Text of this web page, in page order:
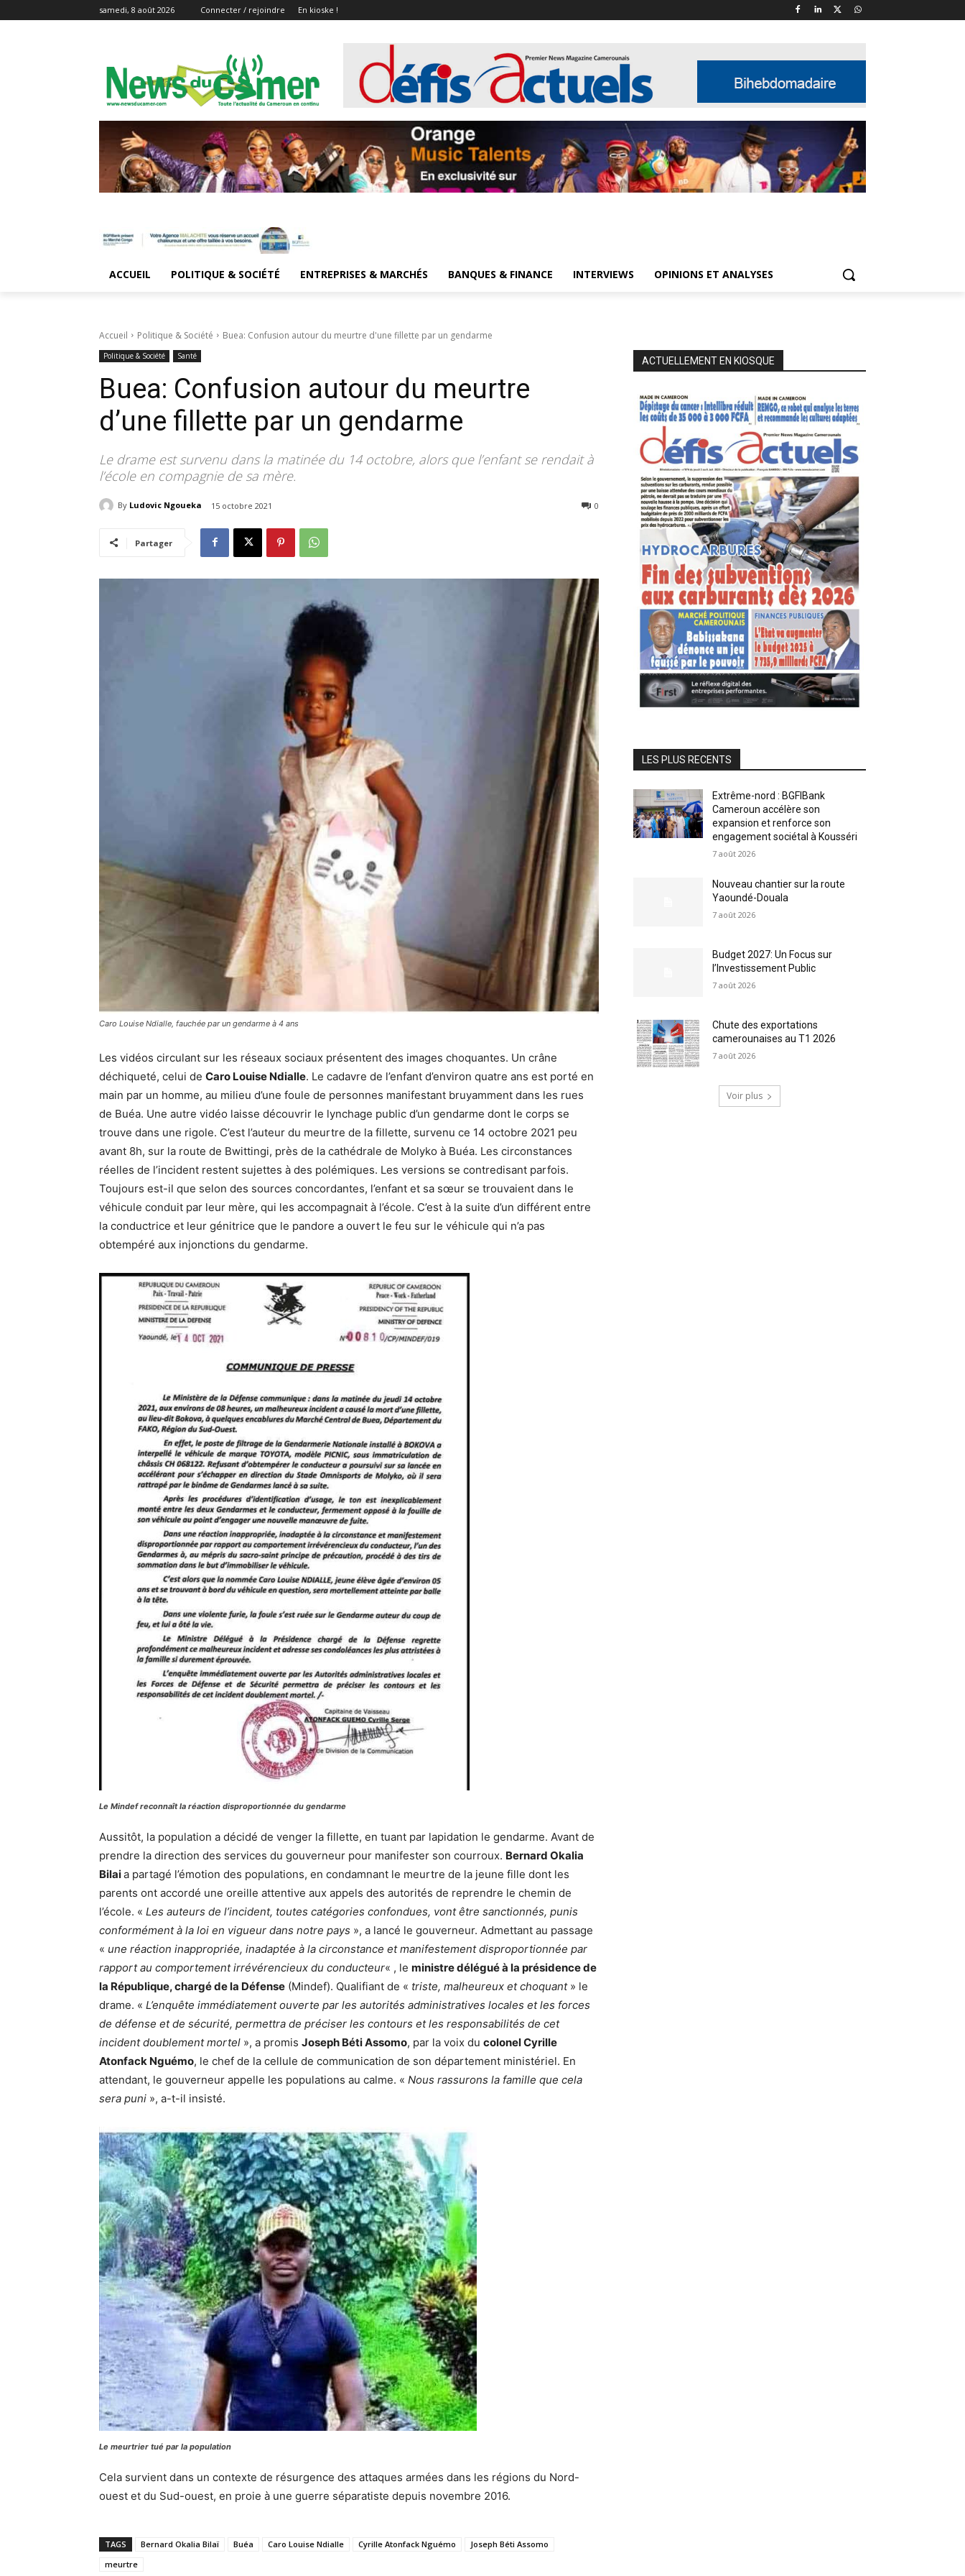
samedi, 8 août 2026 Connecter / rejoindre En kioske !
ACCUEIL POLITIQUE & SOCIÉTÉ ENTREPRISES & MARCHÉS BANQUES & FINANCE INTERVIEWS OPINIONS ET ANALYSES
Accueil Politique & Société Buea: Confusion autour du meurtre d'une fillette par un gendarme
Politique & Société Santé
Buea: Confusion autour du meurtre
d’une fillette par un gendarme
Le drame est survenu dans la matinée du 14 octobre, alors que l’enfant se rendait à
l’école en compagnie de sa mère.
By Ludovic Ngoueka 15 octobre 2021 0
Partager
Caro Louise Ndialle, fauchée par un gendarme à 4 ans
Les vidéos circulant sur les réseaux sociaux présentent des images choquantes. Un crâne
déchiqueté, celui de Caro Louise Ndialle. Le cadavre de l’enfant d’environ quatre ans est porté en
main par un homme, au milieu d’une foule de personnes manifestant bruyamment dans les rues
de Buéa. Une autre vidéo laisse découvrir le lynchage public d’un gendarme dont le corps se
trouve dans une rigole. C’est l’auteur du meurtre de la fillette, survenu ce 14 octobre 2021 peu
avant 8h, sur la route de Bwittingi, près de la cathédrale de Molyko à Buéa. Les circonstances
réelles de l’incident restent sujettes à des polémiques. Les versions se contredisant parfois.
Toujours est-il que selon des sources concordantes, l’enfant et sa sœur se trouvaient dans le
véhicule conduit par leur mère, qui les accompagnait à l’école. C’est à la suite d’un différent entre
la conductrice et leur génitrice que le pandore a ouvert le feu sur le véhicule qui n’a pas
obtempéré aux injonctions du gendarme.
Le Mindef reconnaît la réaction disproportionnée du gendarme
Aussitôt, la population a décidé de venger la fillette, en tuant par lapidation le gendarme. Avant de
prendre la direction des services du gouverneur pour manifester son courroux. Bernard Okalia
Bilaia partagé l’émotion des populations, en condamnant le meurtre de la jeune fille dont les
parents ont accordé une oreille attentive aux appels des autorités de reprendre le chemin de
l’école. « Les auteurs de l’incident, toutes catégories confondues, vont être sanctionnés, punis
conformément à la loi en vigueur dans notre pays », a lancé le gouverneur. Admettant au passage
« une réaction inappropriée, inadaptée à la circonstance et manifestement disproportionnée par
rapport au comportement irrévérencieux du conducteur« , le ministre délégué à la présidence de
la République, chargé de la Défense (Mindef). Qualifiant de « triste, malheureux et choquant» le
drame. « L’enquête immédiatement ouverte par les autorités administratives locales et les forces
de défense et de sécurité, permettra de préciser les contours et les responsabilités de cet
incident doublement mortel », a promis Joseph Béti Assomo, par la voix du colonel Cyrille
Atonfack Nguémo, le chef de la cellule de communication de son département ministériel. En
attendant, le gouverneur appelle les populations au calme. « Nous rassurons la famille que cela
sera puni », a-t-il insisté.
Le meurtrier tué par la population
Cela survient dans un contexte de résurgence des attaques armées dans les régions du Nord-
ouest et du Sud-ouest, en proie à une guerre séparatiste depuis novembre 2016.
TAGS Bernard Okalia Bilaï Buéa Caro Louise Ndialle Cyrille Atonfack Nguémo
Joseph Béti Assomo
meurtre
ACTUELLEMENT EN KIOSQUE
LES PLUS RECENTS
Extrême-nord : BGFIBank
Cameroun accélère son
expansion et renforce son
engagement sociétal à Kousséri
7 août 2026
Nouveau chantier sur la route
Yaoundé-Douala
7 août 2026
Budget 2027: Un Focus sur
l’Investissement Public
7 août 2026
Chute des exportations
camerounaises au T1 2026
7 août 2026
Voir plus